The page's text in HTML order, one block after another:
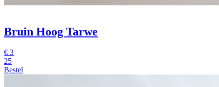
Bruin Hoog Tarwe
€ 3
25
Bestel